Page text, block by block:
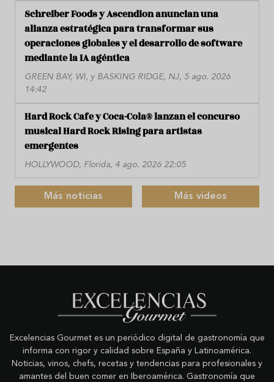
Schreiber Foods y Ascendion anuncian una
alianza estratégica para transformar sus
operaciones globales y el desarrollo de software
mediante la IA agéntica
GREEN BAY, WI, y BASKING RIDGE, NJ, 5 ago. 2026
14:42
Hard Rock Cafe y Coca-Cola® lanzan el concurso
musical Hard Rock Rising para artistas
emergentes
HOLLYWOOD, Florida, 4 ago. 2026 22:05
Más noticias Más videos
Excelencias Gourmet es un periódico digital de gastronomía que
informa con rigor y calidad sobre España y Latinoamérica.
Noticias, vinos, chefs, recetas y tendencias para profesionales y
amantes del buen comer en Iberoamérica. Gastronomía que